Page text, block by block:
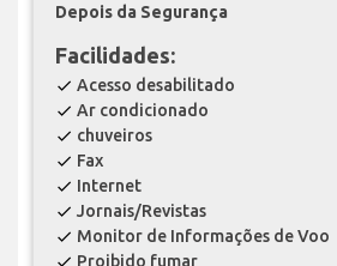
Depois da Segurança
Facilidades:
check Acesso desabilitado
check Ar condicionado
check chuveiros
check Fax
check Internet
check Jornais/Revistas
check Monitor de Informações de Voo
check Proibido fumar